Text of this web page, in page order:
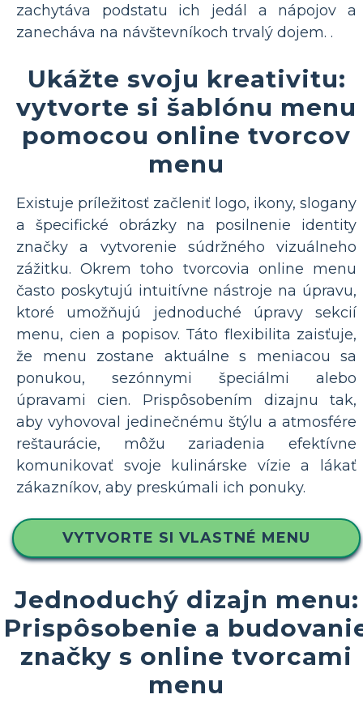
zachytáva podstatu ich jedál a nápojov a
zanecháva na návštevníkoch trvalý dojem. .
Ukážte svoju kreativitu:
vytvorte si šablónu menu
pomocou online tvorcov
menu
Existuje príležitosť začleniť logo, ikony, slogany
a špecifické obrázky na posilnenie identity
značky a vytvorenie súdržného vizuálneho
zážitku. Okrem toho tvorcovia online menu
často poskytujú intuitívne nástroje na úpravu,
ktoré umožňujú jednoduché úpravy sekcií
menu, cien a popisov. Táto flexibilita zaisťuje,
že menu zostane aktuálne s meniacou sa
ponukou, sezónnymi špeciálmi alebo
úpravami cien. Prispôsobením dizajnu tak,
aby vyhovoval jedinečnému štýlu a atmosfére
reštaurácie, môžu zariadenia efektívne
komunikovať svoje kulinárske vízie a lákať
zákazníkov, aby preskúmali ich ponuky.
VYTVORTE SI VLASTNÉ MENU
Jednoduchý dizajn menu:
Prispôsobenie a
značky s online tvorcami
menu